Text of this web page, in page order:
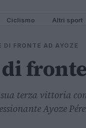
Ciclismo Altri sport
DI FRONTE AD AYOZE
terza vittoria
Ayoze